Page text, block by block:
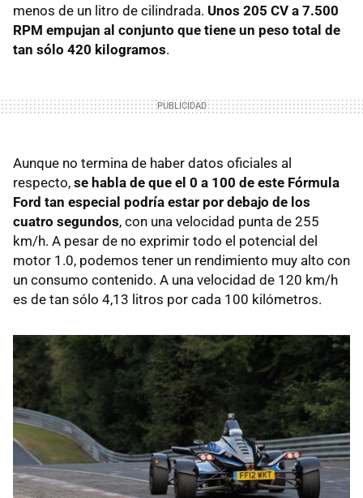
menos de un litro de cilindrada. Unos 205 CV a 7.500
RPM empujan al conjunto que tiene un peso total de
tan sólo 420 kilogramos.
Aunque no termina de haber datos oficiales al
respecto, se habla de que el 0 a 100 de este Fórmula
Ford tan especial podría estar por debajo de los
cuatro segundos, con una velocidad punta de 255
km/h. A pesar de no exprimir todo el potencial del
motor 1.0, podemos tener un rendimiento muy alto con
un consumo contenido. A una velocidad de 120 km/h
es de tan sólo 4,13 litros por cada 100 kilómetros.